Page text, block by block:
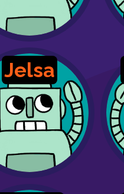
Jelsa